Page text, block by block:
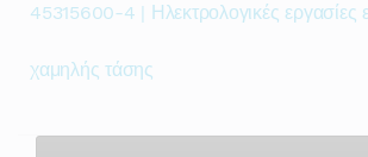
45315600-4 | Ηλεκτρολογικές εργασίες
χαμηλής τάσης